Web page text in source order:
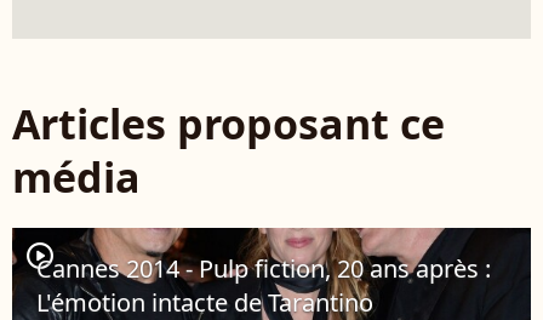
Articles proposant ce
média
player2
Cannes 2014 - Pulp fiction, 20 ans après :
L'émotion intacte de Tarantino